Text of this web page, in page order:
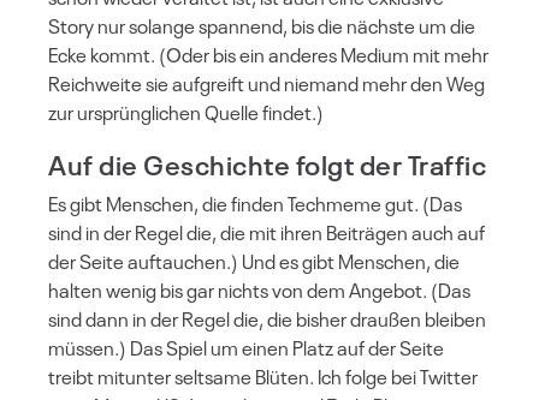
Story nur solange spannend, bis die nächste um die
Ecke kommt. (Oder bis ein anderes Medium mit mehr
Reichweite sie aufgreift und niemand mehr den Weg
zur ursprünglichen Quelle findet.)
Auf die Geschichte folgt der Traffic
Es gibt Menschen, die finden Techmeme gut. (Das
sind in der Regel die, die mit ihren Beiträgen auch auf
der Seite auftauchen.) Und es gibt Menschen, die
halten wenig bis gar nichts von dem Angebot. (Das
sind dann in der Regel die, die bisher draußen bleiben
müssen.) Das Spiel um einen Platz auf der Seite
treibt mitunter seltsame Blüten. Ich folge bei Twitter